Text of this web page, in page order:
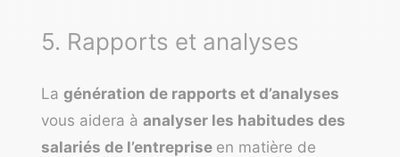
5. Rapports et analyses
La génération de rapports et d’analyses
vous aidera à analyser les habitudes des
salariés de l’entreprise en matière de